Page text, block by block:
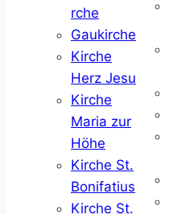
rche
Gaukirche
Kirche
Herz Jesu
Kirche
Maria zur
Höhe
Kirche St.
Bonifatius
Kirche St.